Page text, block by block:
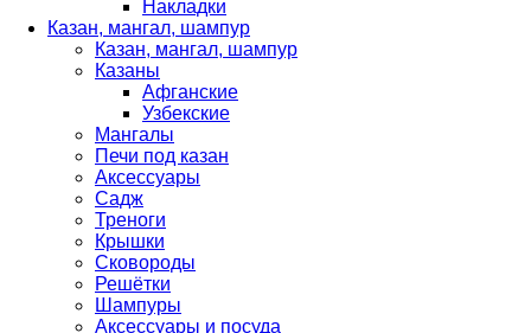
Накладки
Казан, мангал, шампур
Казан, мангал, шампур
Казаны
Афганские
Узбекские
Мангалы
Печи под казан
Аксессуары
Садж
Треноги
Крышки
Сковороды
Решётки
Шампуры
Аксессуары и посуда